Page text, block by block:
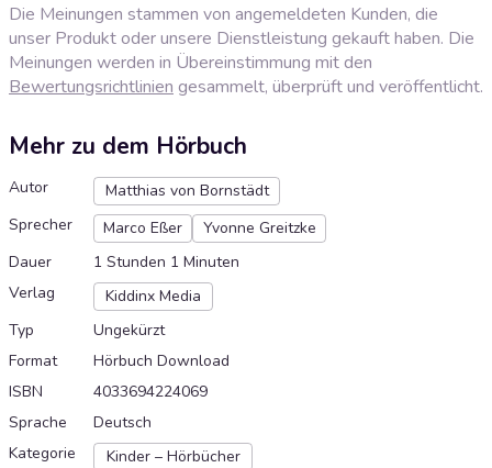
Die Meinungen stammen von angemeldeten Kunden, die
unser Produkt oder unsere Dienstleistung gekauft haben. Die
Meinungen werden in Übereinstimmung mit den
Bewertungsrichtlinien gesammelt, überprüft und veröffentlicht.
Mehr zu dem Hörbuch
Autor
Matthias von Bornstädt
Sprecher
Marco Eßer
Yvonne Greitzke
Dauer
1 Stunden 1 Minuten
Verlag
Kiddinx Media
Typ
Ungekürzt
Format
Hörbuch Download
ISBN
4033694224069
Sprache
Deutsch
Kategorie
Kinder – Hörbücher